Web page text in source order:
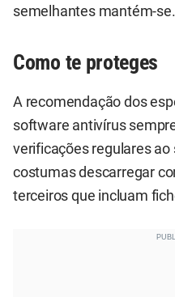
semelhantes mantém-se.
Como te proteges
A recomendação dos
software antivírus
verificações regulares
costumas descarregar
terceiros que incluam